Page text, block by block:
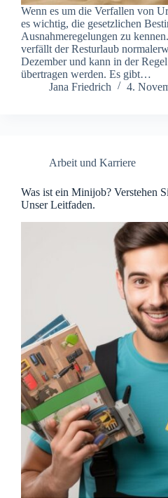
Wenn es um die Verfallen von
es wichtig, die gesetzlichen
Ausnahmeregelungen zu
verfällt der Resturlaub
Dezember und kann in der
übertragen werden. Es gibt…
Jana Friedrich
4.
Arbeit und Karriere
Was ist ein Minijob? Verstehen
Unser Leitfaden.